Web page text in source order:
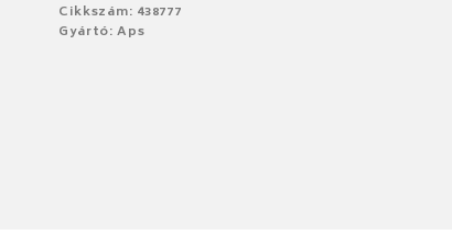
Cikkszám: 438777
Gyártó: Aps